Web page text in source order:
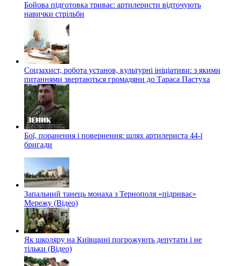
Бойова підготовка триває: артилеристи відточують
навички стрільби
Соцзахист, робота установ, культурні ініціативи: з якими
питаннями звертаються громадяни до Тараса Пастуха
Бої, поранення і повернення: шлях артилериста 44-ї
бригади
Запальний танець монаха з Тернополя «підриває»
Мережу (Відео)
Як школяру на Київщині погрожують депутати і не
тільки (Відео)